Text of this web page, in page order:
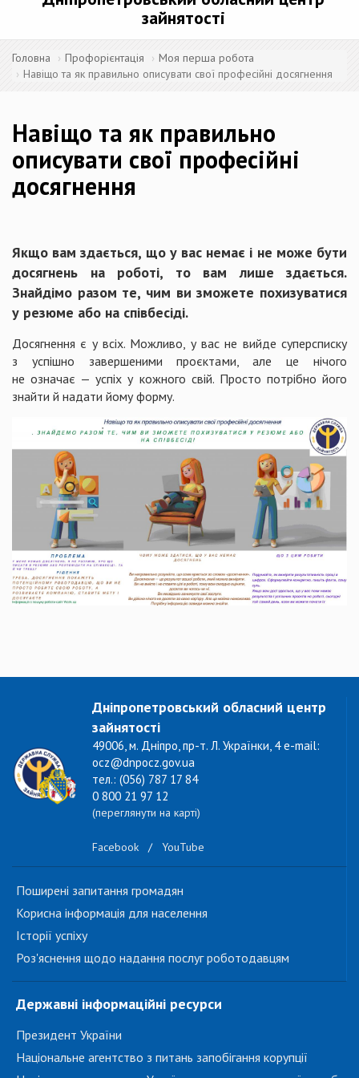
зайнятості
Головна Профорієнтація
Моя перша робота
Навіщо та як правильно описувати свої професійні досягнення
Навіщо та як правильно
описувати свої професійні
досягнення
Якщо вам здається, що у вас немає і не може бути
досягнень на роботі, то вам лише здається.
Знайдімо разом те, чим ви зможете похизуватися
у резюме або на співбесіді.
Досягнення є у всіх. Можливо, у вас не вийде суперсписку
з успішно завершеними проєктами, але це нічого
не означає — успіх у кожного свій. Просто потрібно його
знайти й надати йому форму.
Дніпропетровський обласний центр
зайнятості
49006, м. Дніпро, пр-т. Л. Українки, 4 e-mail:
ocz@dnpocz.gov.ua
тел.: (056) 787 17 84
0 800 21 97 12
(переглянути на карті)
Facebook / YouTube
Поширені запитання громадян
Корисна інформація для населення
Історії успіху
Роз'яснення щодо надання послуг роботодавцям
Державні інформаційні ресурси
Президент України
Національне агентство з питань запобігання корупції